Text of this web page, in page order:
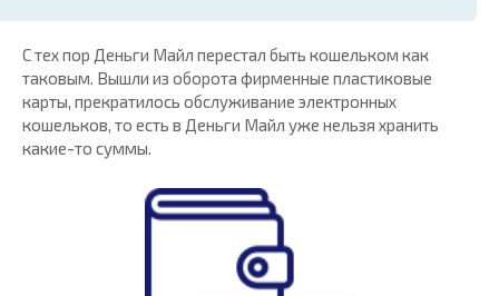
С тех пор Деньги Майл перестал быть кошельком как
таковым. Вышли из оборота фирменные пластиковые
карты, прекратилось обслуживание электронных
кошельков, то есть в Деньги Майл уже нельзя хранить
какие-то суммы.